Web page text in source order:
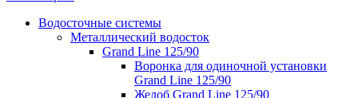
Водосточные системы
Металлический водосток
Grand Line 125/90
Воронка для одиночной установки
Grand Line 125/90
Желоб Grand Line 125/90